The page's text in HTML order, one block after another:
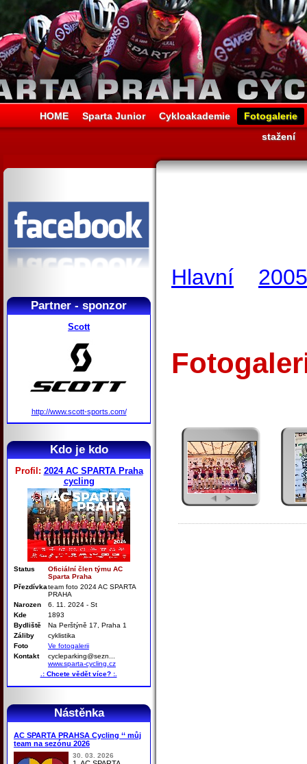
HOME Sparta Junior Cykloakademie
Fotogalerie
stažení
Partner - sponzor
Scott
http://www.scott-sports.com/
Kdo je kdo
Profil: 2024 AC SPARTA Praha
cycling
Status
Oficiální člen týmu AC
Sparta Praha
Přezdívkateam foto 2024 AC SPARTA
PRAHA
Narozen
6. 11. 2024 - St
Kde
1893
Bydliště
Na Perštýně 17, Praha 1
Záliby
cyklistika
Foto
Ve fotogalerii
Kontakt
cycleparking@sezn...
www.sparta-cycling.cz
.: Chcete vědět více? :.
Nástěnka
AC SPARTA PRAHSA Cycling ‘‘ můj
team na sezónu 2026
30. 03. 2026
Hlavní 2005